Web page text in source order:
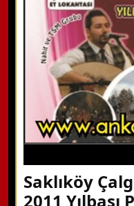
Detaylı Bilgi
Saklıköy
2011 Yılbaşı